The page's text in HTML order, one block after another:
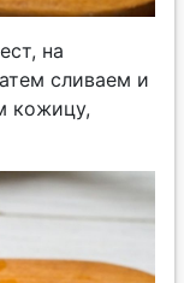
на
сливаем и
кожицу,